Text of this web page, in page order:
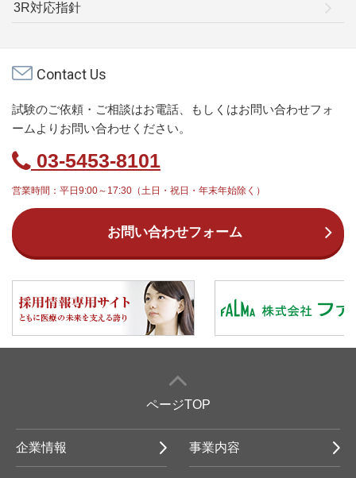
3R対応指針
Contact Us
試験のご依頼・ご相談はお電話、もしくはお問い合わせフォ
ームよりお問い合わせください。
03-5453-8101
営業時間：平日9:00～17:30（土日・祝日・年末年始除く）
お問い合わせフォーム
ページTOP
企業情報 事業内容